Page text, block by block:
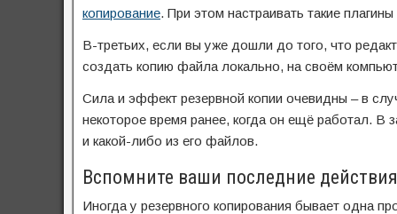
копирование. При этом настраивать такие
В-третьих, если вы уже дошли до того, что
создать копию файла локально, на своём
Сила и эффект резервной копии очевидны – в
некоторое время ранее, когда он ещё работал. В
и какой-либо из его файлов.
Вспомните ваши последние
Иногда у резервного копирования бывает одна